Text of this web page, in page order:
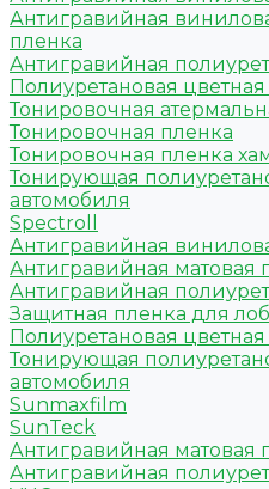
Антигравийная
пленка
Антигравийная
Полиуретановая
Тонировочная
Тонировочная пленка
Тонировочная пленка
Тонирующая
автомобиля
Spectroll
Антигравийная
Антигравийная матовая
Антигравийная
Защитная пленка для
Полиуретановая
Тонирующая
автомобиля
Sunmaxfilm
SunTeck
Антигравийная матовая
Антигравийная